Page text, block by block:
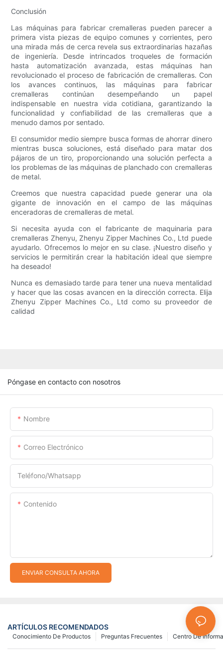
Conclusión
Las máquinas para fabricar cremalleras pueden parecer a
primera vista piezas de equipo comunes y corrientes, pero
una mirada más de cerca revela sus extraordinarias hazañas
de ingeniería. Desde intrincados troqueles de formación
hasta automatización avanzada, estas máquinas han
revolucionado el proceso de fabricación de cremalleras. Con
los avances continuos, las máquinas para fabricar
cremalleras continúan desempeñando un papel
indispensable en nuestra vida cotidiana, garantizando la
funcionalidad y confiabilidad de las cremalleras que a
menudo damos por sentado.
El consumidor medio siempre busca formas de ahorrar dinero
mientras busca soluciones, está diseñado para matar dos
pájaros de un tiro, proporcionando una solución perfecta a
los problemas de las máquinas de planchado con cremalleras
de metal.
Creemos que nuestra capacidad puede generar una ola
gigante de innovación en el campo de las máquinas
enceradoras de cremalleras de metal.
Si necesita ayuda con el fabricante de maquinaria para
cremalleras Zhenyu, Zhenyu Zipper Machines Co., Ltd puede
ayudarlo. Ofrecemos lo mejor en su clase. ¡Nuestro diseño y
servicios le permitirán crear la habitación ideal que siempre
ha deseado!
Nunca es demasiado tarde para tener una nueva mentalidad
y hacer que las cosas avancen en la dirección correcta. Elija
Zhenyu Zipper Machines Co., Ltd como su proveedor de
calidad
Póngase en contacto con nosotros
Nombre
Correo Electrónico
Teléfono/whatsapp
Contenido
ENVIAR CONSULTA AHORA
ARTÍCULOS RECOMENDADOS
Centro De
Preguntas Frecuentes
Conocimiento De Productos